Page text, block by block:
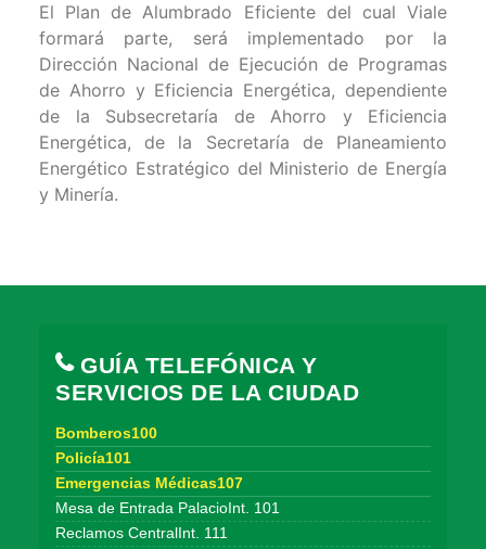
El Plan de Alumbrado Eficiente del cual Viale
formará parte, será implementado por la
Dirección Nacional de Ejecución de Programas
de Ahorro y Eficiencia Energética, dependiente
de la Subsecretaría de Ahorro y Eficiencia
Energética, de la Secretaría de Planeamiento
Energético Estratégico del Ministerio de Energía
y Minería.
GUÍA TELEFÓNICA Y
SERVICIOS DE LA CIUDAD
Bomberos100
Policía101
Emergencias Médicas107
Mesa de Entrada PalacioInt. 101
Reclamos CentralInt. 111